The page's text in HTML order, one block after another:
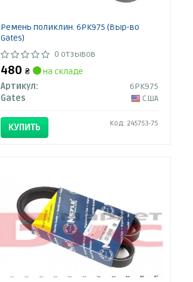
Ремень поликлин. 6PK975 (Выр-во
Gates)
0 отзывов
480₴
на складе
Артикул:
6PK975
Gates
США
КУПИТЬ Код: 245753-75